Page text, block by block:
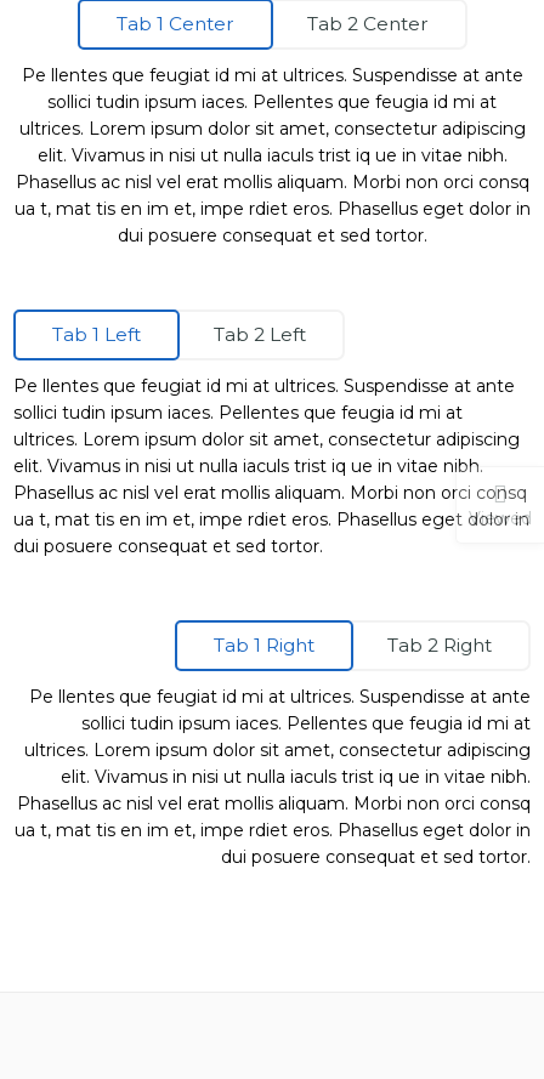
Tab 1 Center Tab 2 Center
Pe llentes que feugiat id mi at ultrices. Suspendisse at ante
sollici tudin ipsum iaces. Pellentes que feugia id mi at
ultrices. Lorem ipsum dolor sit amet, consectetur adipiscing
elit. Vivamus in nisi ut nulla iaculs trist iq ue in vitae nibh.
Phasellus ac nisl vel erat mollis aliquam. Morbi non orci consq
ua t, mat tis en im et, impe rdiet eros. Phasellus eget dolor in
dui posuere consequat et sed tortor.
Tab 1 Left Tab 2 Left
Pe llentes que feugiat id mi at ultrices. Suspendisse at ante
sollici tudin ipsum iaces. Pellentes que feugia id mi at
ultrices. Lorem ipsum dolor sit amet, consectetur adipiscing
elit. Vivamus in nisi ut nulla iaculs trist iq ue in vitae nibh.
Phasellus ac nisl vel erat mollis aliquam. Morbi non orci consq
ua t, mat tis en im et, impe rdiet eros. Phasellus eget dolor in
dui posuere consequat et sed tortor.
Tab 1 Right Tab 2 Right
Pe llentes que feugiat id mi at ultrices. Suspendisse at ante
sollici tudin ipsum iaces. Pellentes que feugia id mi at
ultrices. Lorem ipsum dolor sit amet, consectetur adipiscing
elit. Vivamus in nisi ut nulla iaculs trist iq ue in vitae nibh.
Phasellus ac nisl vel erat mollis aliquam. Morbi non orci consq
ua t, mat tis en im et, impe rdiet eros. Phasellus eget dolor in
dui posuere consequat et sed tortor.
Viewed